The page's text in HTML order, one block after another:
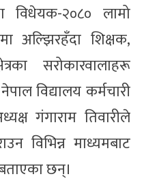
विधेयक-२०८० लामो
अल्झिरहँदा शिक्षक,
सरोकारवालाहरू
विद्यालय कर्मचारी
गंगाराम तिवारीले
विभिन्न माध्यमबाट
छन्।